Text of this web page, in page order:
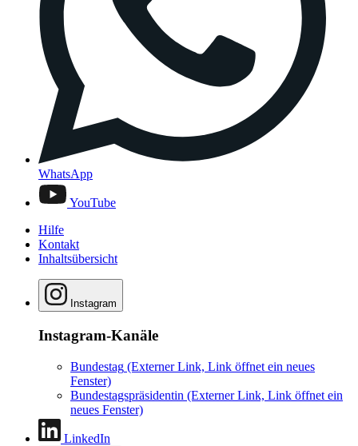
WhatsApp
YouTube
Hilfe
Kontakt
Inhaltsübersicht
Instagram
Instagram-Kanäle
Bundestag (Externer Link, Link öffnet ein neues
Fenster)
Bundestagspräsidentin (Externer Link, Link öffnet ein
neues Fenster)
LinkedIn